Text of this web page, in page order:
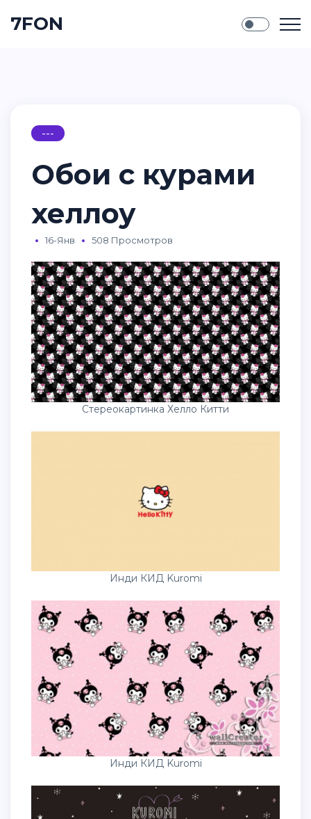
7FON
---
Обои с курами
хеллоу
16-Янв 508 Просмотров
Стереокартинка Хелло Китти
Инди КИД Kuromi
Инди КИД Kuromi